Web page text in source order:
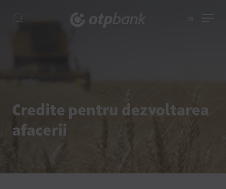
Credite pentru dezvoltarea
afacerii